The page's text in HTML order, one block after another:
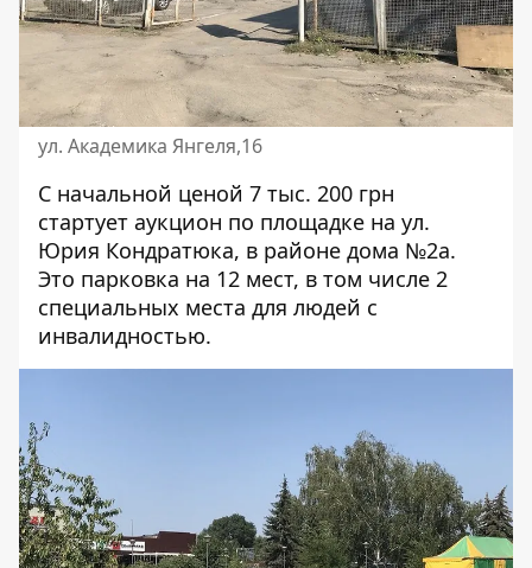
ул. Академика Янгеля,16
С начальной ценой 7 тыс. 200 грн
стартует аукцион по площадке на ул.
Юрия Кондратюка, в районе дома №2а.
Это парковка на 12 мест, в том числе 2
специальных места для людей с
инвалидностью.